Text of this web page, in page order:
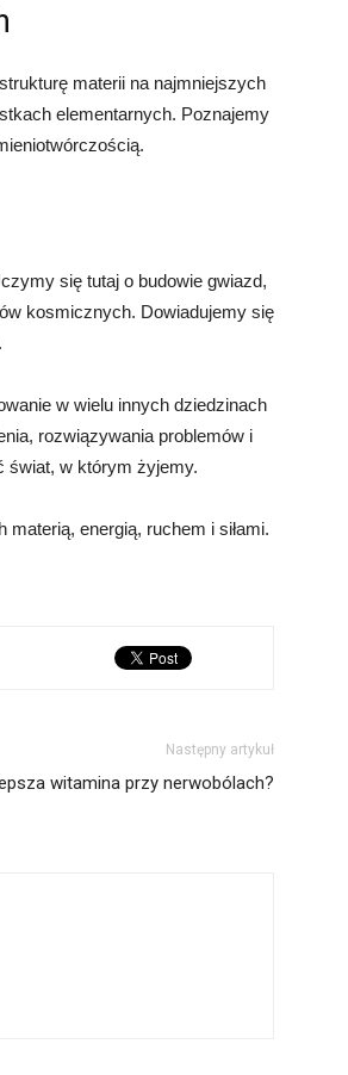
materii na najmniejszych
elementarnych. Poznajemy
się tutaj o budowie gwiazd,
kosmicznych. Dowiadujemy się
w wielu innych dziedzinach
rozwiązywania problemów i
świat, w którym żyjemy.
energią, ruchem i siłami.
Następny artykuł
witamina przy nerwobólach?